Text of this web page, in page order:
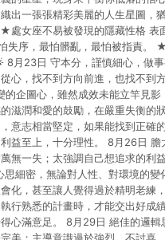
出一張張精彩美麗的人生星圖，
處女座不易被發現的隱藏性格 表
序，最怕髒亂，最怕被指責。
8月23日 守本分，謹慎細心，做
心，找不到方向前進，也找不到
企圖心，雖然成效未能立竿見
滋潤和愛的鼓勵，在嚴重失衡的
意志相當堅定，如果能找到正確
益至上，十分理性。 8月26日
無一失；太強調自己想追求的利
細密，無論對人性、對環境的變
化，甚至讓人覺得過於精明老練
行熟悉的計畫時，才能交出好成
心滿意足。 8月29日 絕佳的邏